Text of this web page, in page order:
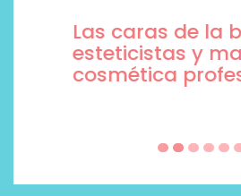
Las caras de la
esteticistas y
cosmética